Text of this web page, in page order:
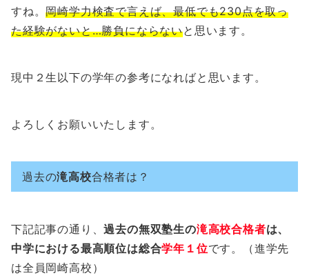
すね。岡崎学力検査で言えば、最低でも230点を取っ
た経験がないと…勝負にならないと思います。
現中２生以下の学年の参考になればと思います。
よろしくお願いいたします。
過去の滝高校合格者は？
下記記事の通り、過去の無双塾生の滝高校合格者は、
中学における最高順位は総合学年１位です。（進学先
は全員岡崎高校）